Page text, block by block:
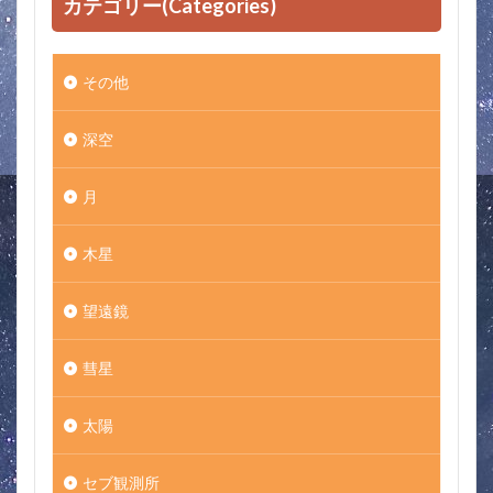
カテゴリー(Categories)
その他
深空
月
木星
望遠鏡
彗星
太陽
セブ観測所